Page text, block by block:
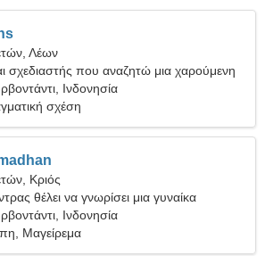
Λέων
σχεδιαστής που αναζητώ μια χαρούμενη
Ινδονησία
σχέση
Κριός
θέλει να γνωρίσει μια γυναίκα
Ινδονησία
Μαγείρεμα